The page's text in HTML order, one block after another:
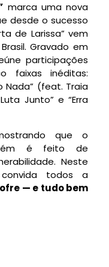
marca uma nova
desde o sucesso
de Larissa” vem
Gravado em
participações
faixas inéditas:
Nada” (feat. Traia
Junto” e “Erra
que o
é feito de
Neste
todos a
— e tudo bem